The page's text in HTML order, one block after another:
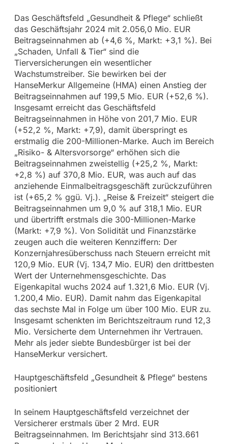
Das Geschäftsfeld „Gesundheit & Pflege“ schließt
das Geschäftsjahr 2024 mit 2.056,0 Mio. EUR
Beitragseinnahmen ab (+4,6 %, Markt: +3,1 %). Bei
„Schaden, Unfall & Tier“ sind die
Tierversicherungen ein wesentlicher
Wachstumstreiber. Sie bewirken bei der
HanseMerkur Allgemeine (HMA) einen Anstieg der
Beitragseinnahmen auf 199,5 Mio. EUR (+52,6 %).
Insgesamt erreicht das Geschäftsfeld
Beitragseinnahmen in Höhe von 201,7 Mio. EUR
(+52,2 %, Markt: +7,9), damit überspringt es
erstmalig die 200-Millionen-Marke. Auch im Bereich
„Risiko- & Altersvorsorge“ erhöhen sich die
Beitragseinnahmen zweistellig (+25,2 %, Markt:
+2,8 %) auf 370,8 Mio. EUR, was auch auf das
anziehende Einmalbeitragsgeschäft zurückzuführen
ist (+65,2 % ggü. Vj.). „Reise & Freizeit“ steigert die
Beitragseinnahmen um 9,0 % auf 318,1 Mio. EUR
und übertrifft erstmals die 300-Millionen-Marke
(Markt: +7,9 %). Von Solidität und Finanzstärke
zeugen auch die weiteren Kennziffern: Der
Konzernjahresüberschuss nach Steuern erreicht mit
120,9 Mio. EUR (Vj. 134,7 Mio. EUR) den drittbesten
Wert der Unternehmensgeschichte. Das
Eigenkapital wuchs 2024 auf 1.321,6 Mio. EUR (Vj.
1.200,4 Mio. EUR). Damit nahm das Eigenkapital
das sechste Mal in Folge um über 100 Mio. EUR zu.
Insgesamt schenkten im Berichtszeitraum rund 12,3
Mio. Versicherte dem Unternehmen ihr Vertrauen.
Mehr als jeder siebte Bundesbürger ist bei der
HanseMerkur versichert.
Hauptgeschäftsfeld „Gesundheit & Pflege“ bestens
positioniert
In seinem Hauptgeschäftsfeld verzeichnet der
Versicherer erstmals über 2 Mrd. EUR
Beitragseinnahmen. Im Berichtsjahr sind 313.661